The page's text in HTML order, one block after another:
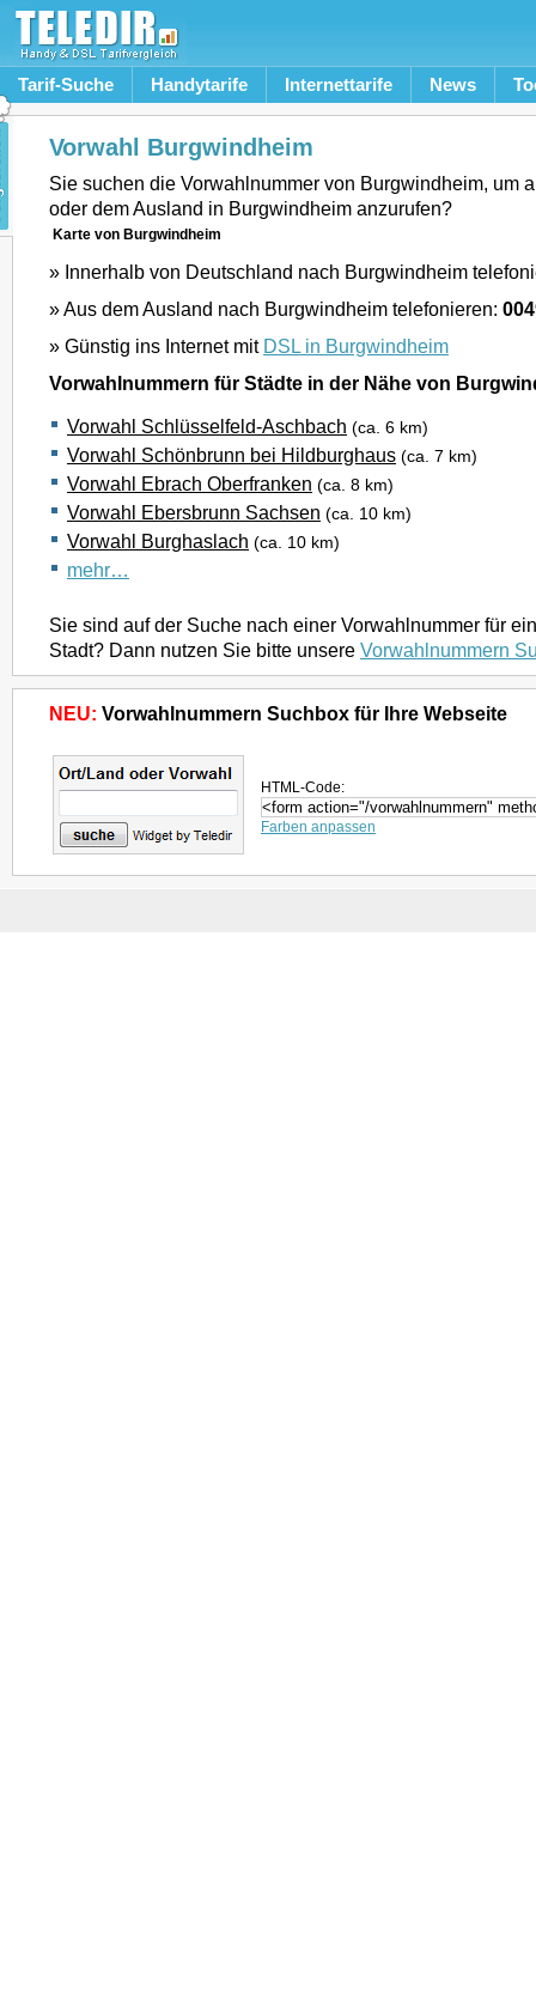
Tarif-Suche Handytarife Internettarife News
Vorwahl Burgwindheim
Sie suchen die Vorwahlnummer von Burgwindheim, um
oder dem Ausland in Burgwindheim anzurufen?
Karte von Burgwindheim
» Innerhalb von Deutschland nach Burgwindheim
» Aus dem Ausland nach Burgwindheim telefonieren:
» Günstig ins Internet mit DSL in Burgwindheim
Vorwahlnummern für Städte in der Nähe von
Vorwahl Schlüsselfeld-Aschbach (ca. 6 km)
Vorwahl Schönbrunn bei Hildburghaus (ca. 7 km)
Vorwahl Ebrach Oberfranken (ca. 8 km)
Vorwahl Ebersbrunn Sachsen (ca. 10 km)
Vorwahl Burghaslach (ca. 10 km)
mehr…
Sie sind auf der Suche nach einer Vorwahlnummer für
Stadt? Dann nutzen Sie bitte unsere Vorwahlnummern
NEU: Vorwahlnummern Suchbox für Ihre Webseite
HTML-Code:
Farben anpassen